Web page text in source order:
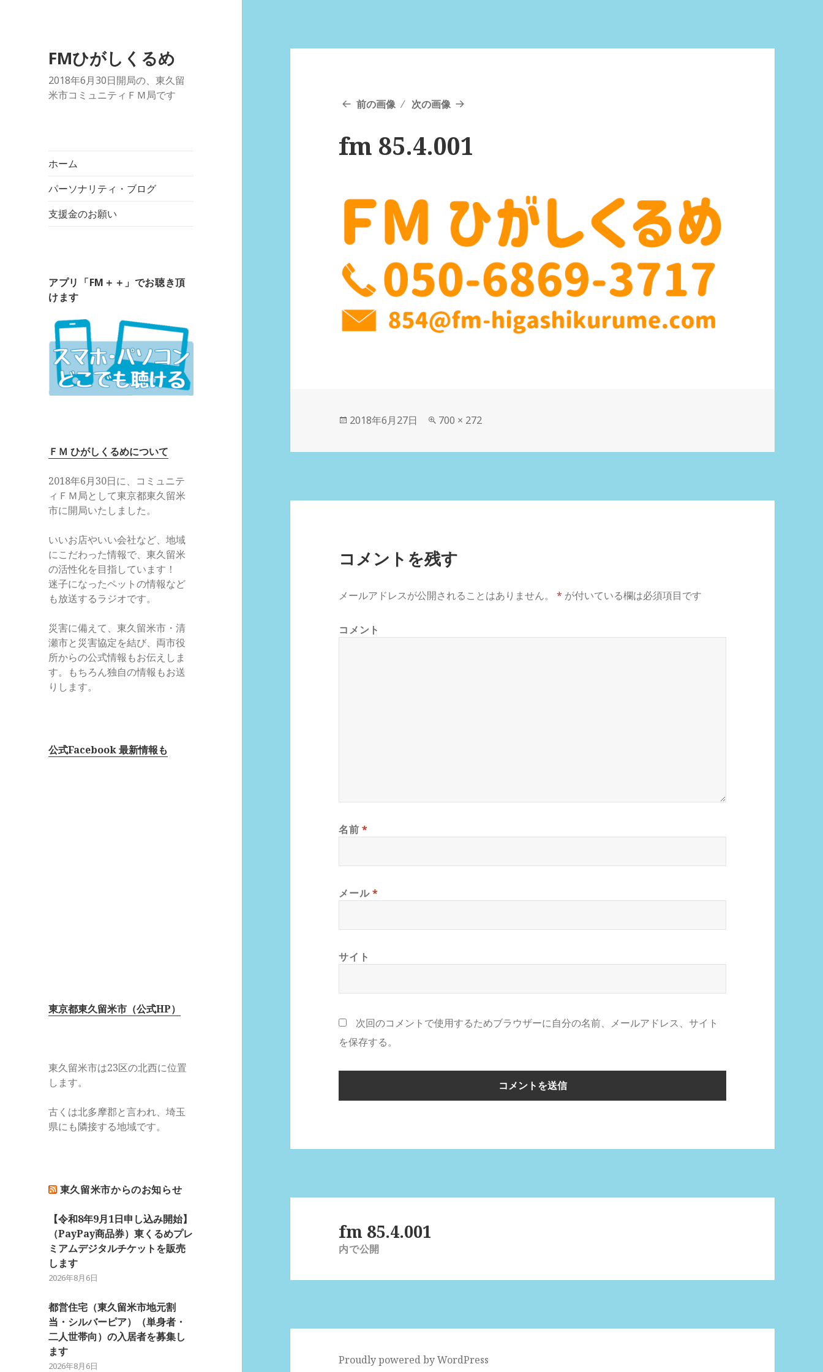
FMひがしくるめ
2018年6月30日開局の、東久留
米市コミュニティＦＭ局です
ホーム
パーソナリティ・ブログ
支援金のお願い
アプリ「FM＋＋」でお聴き頂
けます
ＦＭ ひがしくるめについて
2018年6月30日に、コミュニテ
ィＦＭ局として東京都東久留米
市に開局いたしました。
いいお店やいい会社など、地域
にこだわった情報で、東久留米
の活性化を目指しています！
迷子になったペットの情報など
も放送するラジオです。
災害に備えて、東久留米市・清
瀬市と災害協定を結び、両市役
所からの公式情報もお伝えしま
す。もちろん独自の情報もお送
りします。
公式Facebook 最新情報も
東京都東久留米市（公式HP）
東久留米市は23区の北西に位置
します。
古くは北多摩郡と言われ、埼玉
県にも隣接する地域です。
東久留米市からのお知らせ
【令和8年9月1日申し込み開始】
（PayPay商品券）東くるめプレ
ミアムデジタルチケットを販売
します
2026年8月6日
都営住宅（東久留米市地元割
当・シルバーピア）（単身者・
二人世帯向）の入居者を募集し
ます
2026年8月6日
前の画像 次の画像
fm 85.4.001
投
日:
2018年6月27日
フ
サ
700 × 272
コメントを残す
メールアドレスが公開されることはありません。 * が付いている欄は必須項目です
コメント
名前*
メール*
サイト
次回のコメントで使用するためブラウザーに自分の名前、メールアドレス、サイト
を保存する。
ゲ
fm 85.4.001
内で公開
Proudly powered by WordPress